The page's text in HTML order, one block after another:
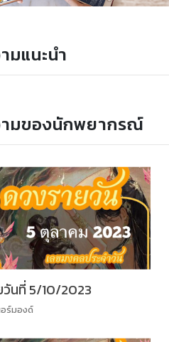
มแนะนำ
มของนักพยากรณ์
วันที่ 5/10/2023
ร์มองด์